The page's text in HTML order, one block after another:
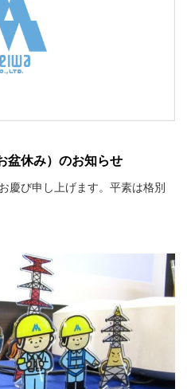
盆休み）のお知らせ
び申し上げます。平素は格別